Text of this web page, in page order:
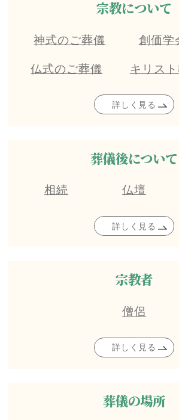
宗教について
神式のご葬儀 創価学
仏式のご葬儀 キリス
詳しく見る
葬儀後について
相続 仏壇
詳しく見る
宗教者
僧侶
詳しく見る
葬儀の場所